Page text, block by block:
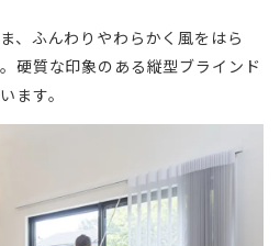
、ふんわりやわらかく風をはら
硬質な印象のある縦型ブラインド
ます。